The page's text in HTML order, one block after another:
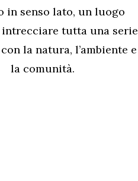
in senso lato, un luogo
intrecciare tutta una serie
la natura, l’ambiente e
la comunità.